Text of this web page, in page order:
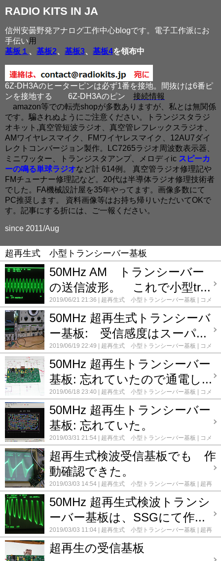
RADIO KITS IN JA
信州安曇野発アナログ工作中心blogです。電子工作派にお
手伝い用
基板１ 、 基板2、 基板3、 基板4を領布中
6Z-DH3Aのヒーターピンは必ず1番を接地。間抜けは6番ピ
ンを接地する
6Z-DH3Aのピン 接続情報
amazon等での転売shopが多数ありますが、私とは無関係
です。騙されぬようにご注意ください。トランジスタラジ
オキット,真空管短波ラジオ、真空管レフレックスラジオ、
AMワイヤレスマイク、FMワイヤレスマイク、12AU7ダイ
レクトコンバージョン製作。LC7265ラジオ周波数表示器、
ミニワッター、トランジスタアンプ、メロディic スピーカ
ーの鳴る単球ラジオなど計 614例。 真空管ラジオ修理記や
FMチューナー修理記など。20代は半導体ラジオ修理技術者
でした。FA機械設計屋を35年やってます。画像多数にて
PC推奨します。 資料画像等はお持ち帰りいただいてOKで
す。記事にする折には、ご一報ください。
since 2011/Aug
超再生式 小型トランシーバー基板
50MHz AM トランシーバー
の送信波形。 これで小型tr...
2019/06/21 21:36 超再生式 小型トランシーバー基板
コメ
ント(0)
50MHz 超再生式トランシーバ
ー基板: 受信感度はスーパ...
2019/06/19 22:49 超再生式 小型トランシーバー基板
コメ
ント(0)
50MHz 超再生トランシーバー
基板: 忘れていたので通電し...
2019/06/18 23:40 超再生式 小型トランシーバー基板
コメ
ント(0)
50MHz 超再生トランシーバー
基板: 忘れていた。
2019/03/31 21:54 超再生式 小型トランシーバー基板
コメ
ント(0)
超再生式検波受信基板でも 作
動確認できた。
2019/03/03 14:54 超再生式 小型トランシーバー基板
超再
生式検波受信基板
コメント(0)
50MHz 超再生式検波トランシ
ーバー基板は、SSGにて作...
2019/03/03 11:04 超再生式 小型トランシーバー基板
超再
生式検波受信基板
コメント(0)
超再生の受信基板